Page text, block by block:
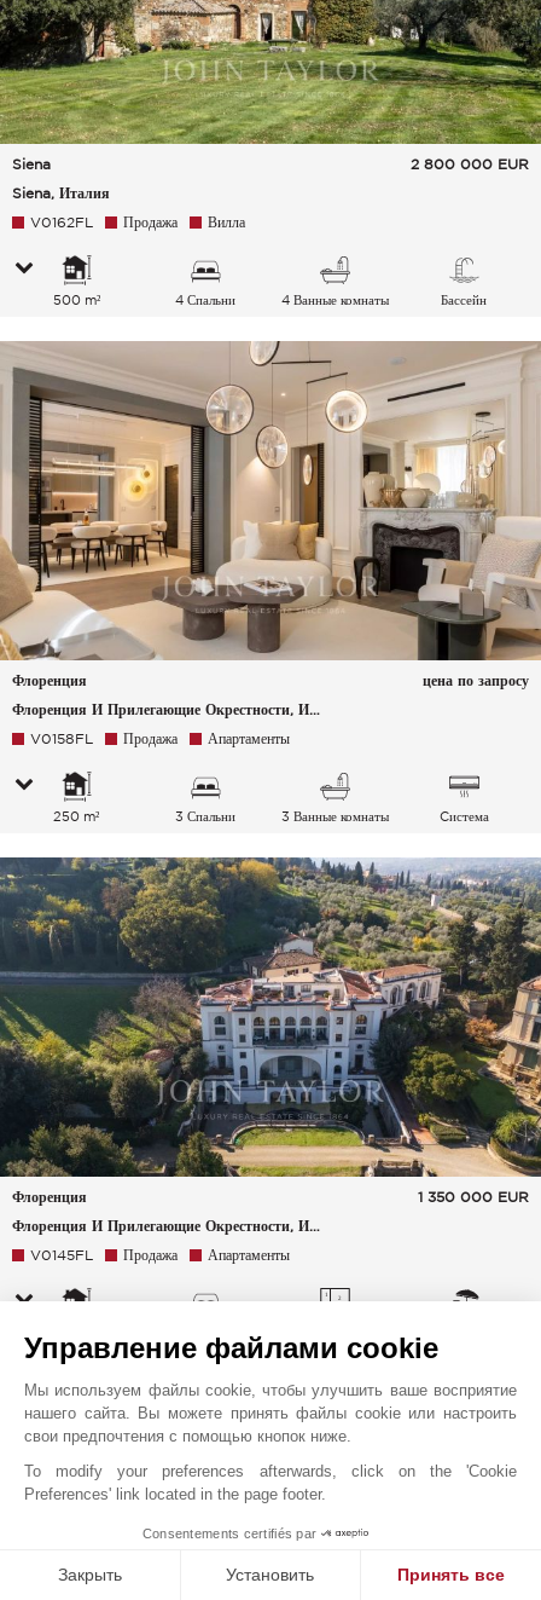
Siena
Siena, Италия
2 800 000 EUR
V0162FL Продажа Вилла
500 m² 4 Спальни 4 Ванные комнаты Бассейн
Флоренция
Флоренция И Прилегающие Окрестности, Италия
цена по запросу
V0158FL Продажа Апартаменты
250 m² 3 Спальни 3 Ванные комнаты
Cистема
воздуха
Флоренция
Флоренция И Прилегающие Окрестности, Италия
1 350 000 EUR
V0145FL Продажа Апартаменты
Управление файлами cookie
Мы используем файлы cookie, чтобы улучшить ваше восприятие
нашего сайта. Вы можете принять файлы cookie или настроить
свои предпочтения с помощью кнопок ниже.
To modify your preferences afterwards, click on the 'Cookie
Preferences' link located in the page footer.
Consentements certifiés par
Закрыть Установить Принять все